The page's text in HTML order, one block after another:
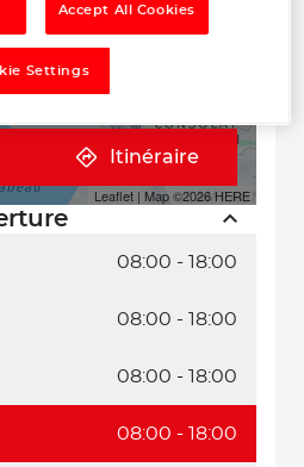
08:00 - 18:00
08:00 - 18:00
08:00 - 18:00
08:00 - 18:00
Leaflet | Map ©2026HERE
Itinéraire
Accept All Cookies
Settings